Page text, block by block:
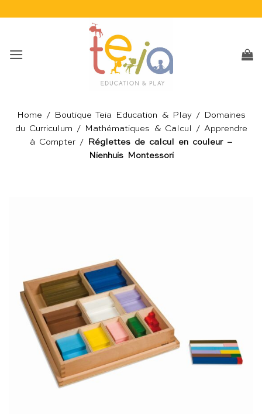
Home / Boutique Teia Education & Play/
Domaines
du Curriculum / Mathématiques & Calcul / Apprendre
à Compter /
Réglettes de calcul en couleur –
Nienhuis Montessori